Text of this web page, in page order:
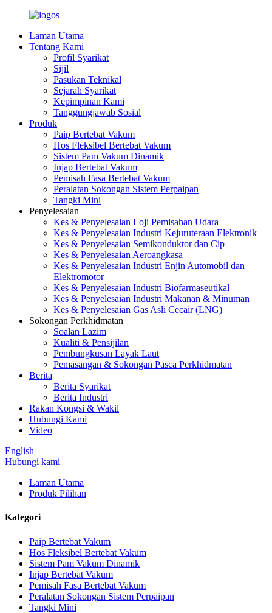
Laman Utama
Tentang Kami
Profil Syarikat
Sijil
Pasukan Teknikal
Sejarah Syarikat
Kepimpinan Kami
Tanggungjawab Sosial
Produk
Paip Bertebat Vakum
Hos Fleksibel Bertebat Vakum
Sistem Pam Vakum Dinamik
Injap Bertebat Vakum
Pemisah Fasa Bertebat Vakum
Peralatan Sokongan Sistem Perpaipan
Tangki Mini
Penyelesaian
Kes & Penyelesaian Loji Pemisahan Udara
Kes & Penyelesaian Industri Kejuruteraan Elektronik
Kes & Penyelesaian Semikonduktor dan Cip
Kes & Penyelesaian Aeroangkasa
Kes & Penyelesaian Industri Enjin Automobil dan
Elektromotor
Kes & Penyelesaian Industri Biofarmaseutikal
Kes & Penyelesaian Industri Makanan & Minuman
Kes & Penyelesaian Gas Asli Cecair (LNG)
Sokongan Perkhidmatan
Soalan Lazim
Kualiti & Pensijilan
Pembungkusan Layak Laut
Pemasangan & Sokongan Pasca Perkhidmatan
Berita
Berita Syarikat
Berita Industri
Rakan Kongsi & Wakil
Hubungi Kami
Video
English
Hubungi kami
Laman Utama
Produk Pilihan
Kategori
Paip Bertebat Vakum
Hos Fleksibel Bertebat Vakum
Sistem Pam Vakum Dinamik
Injap Bertebat Vakum
Pemisah Fasa Bertebat Vakum
Peralatan Sokongan Sistem Perpaipan
Tangki Mini